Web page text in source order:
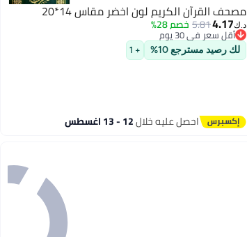
مصحف القرآن الكريم لون اخضر مقاس 14*20
د.ك‏4.17
5.81خصم 28%
أقل سعر في 30 يوم
أقل سعر في 30 يوم
لك رصيد مسترجع 10% + 1
احصل عليه خلال12 - 13 اغسطس